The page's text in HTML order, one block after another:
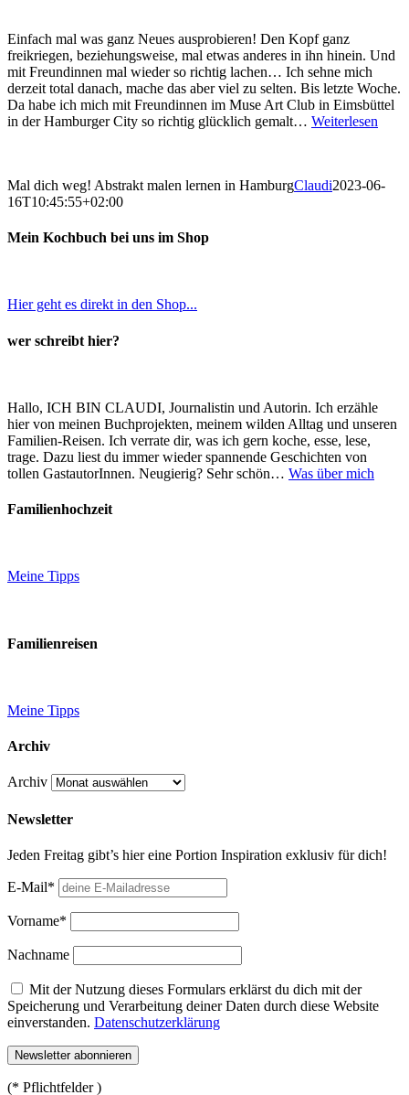
Einfach mal was ganz Neues ausprobieren! Den Kopf ganz
freikriegen, beziehungsweise, mal etwas anderes in ihn hinein. Und
mit Freundinnen mal wieder so richtig lachen… Ich sehne mich
derzeit total danach, mache das aber viel zu selten. Bis letzte Woche.
Da habe ich mich mit Freundinnen im Muse Art Club in Eimsbüttel
in der Hamburger City so richtig glücklich gemalt… Weiterlesen
Mal dich weg! Abstrakt malen lernen in HamburgClaudi2023-06-
16T10:45:55+02:00
Mein Kochbuch bei uns im Shop
Hier geht es direkt in den Shop...
wer schreibt hier?
Hallo, ICH BIN CLAUDI, Journalistin und Autorin. Ich erzähle
hier von meinen Buchprojekten, meinem wilden Alltag und unseren
Familien-Reisen. Ich verrate dir, was ich gern koche, esse, lese,
trage. Dazu liest du immer wieder spannende Geschichten von
tollen GastautorInnen. Neugierig? Sehr schön… Was über mich
Familienhochzeit
Meine Tipps
Familienreisen
Meine Tipps
Archiv
Archiv
Newsletter
Jeden Freitag gibt’s hier eine Portion Inspiration exklusiv für dich!
E-Mail*
Vorname*
Nachname
Mit der Nutzung dieses Formulars erklärst du dich mit der
Speicherung und Verarbeitung deiner Daten durch diese Website
einverstanden. Datenschutzerklärung
(* Pflichtfelder )